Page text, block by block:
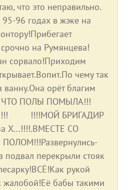
что это неправильно.
95-96 годах в жэке на
на Румянцева!
сорвало!Приходим
чему так
орёт благим
ЧТО ПОЛЫ ПОМЫЛА!!!
!!!!МОЙ БРИГАДИР
Х...!!!!.ВМЕСТЕ СО
подвал перекрыли стояк
рукой
бабы такими